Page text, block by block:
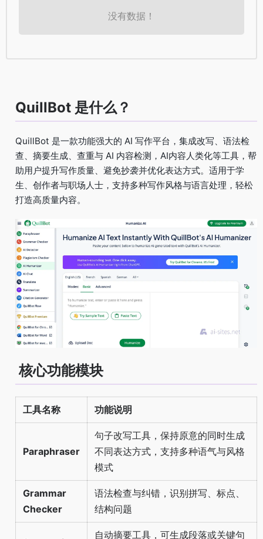
没有数据！
QuillBot 是什么？
QuillBot 是一款功能强大的 AI 写作平台，集成改写、语法检
查、摘要生成、查重与 AI 内容检测，AI内容人类化等工具，帮
助用户提升写作质量、避免抄袭并优化表达方式。适用于学
生、创作者与职场人士，支持多种写作风格与语言处理，轻松
打造高质量内容。
核心功能模块
工具名称 功能说明
Paraphraser
句子改写工具，保持原意的同时生成
不同表达方式，支持多种语气与风格
模式
Grammar
Checker
语法检查与纠错，识别拼写、标点、
结构问题
自动摘要工具，可生成段落或关键句